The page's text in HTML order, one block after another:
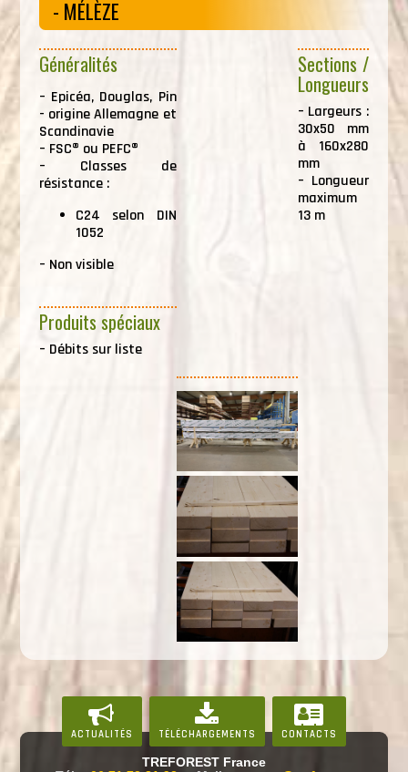
- MÉLÈZE
Généralités
– Epicéa, Douglas, Pin
- origine Allemagne et
Scandinavie
– FSC® ou PEFC®
– Classes de
résistance :
C24 selon DIN
1052
– Non visible
Sections /
Longueurs
– Largeurs :
30x50 mm
à 160x280
mm
– Longueur
maximum
13 m
Produits spéciaux
– Débits sur liste
ACTUALITÉS TÉLÉCHARGEMENTS CONTACTS
TREFOREST France